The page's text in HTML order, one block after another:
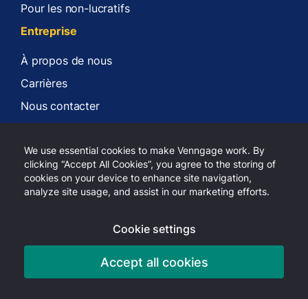
We use essential cookies to make Venngage work. By
clicking “Accept All Cookies”, you agree to the storing of
cookies on your device to enhance site navigation,
analyze site usage, and assist in our marketing efforts.
Cookie settings
Accept all cookies
Pour les non-lucratifs
Entreprise
À propos de nous
Carrières
Nous contacter
Déclaration d'accessibilité
Politique de confidentialité
Conditions d'utilisation
Copyright 2026 Venngage Inc.